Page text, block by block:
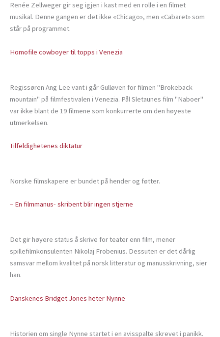
Renée Zellweger gir seg igjen i kast med en rolle i en filmet
musikal. Denne gangen er det ikke «Chicago», men «Cabaret» som
står på programmet.
Homofile cowboyer til topps i Venezia
Regissøren Ang Lee vant i går Gulløven for filmen "Brokeback
mountain" på filmfestivalen i Venezia. Pål Sletaunes film "Naboer"
var ikke blant de 19 filmene som konkurrerte om den høyeste
utmerkelsen.
Tilfeldighetenes diktatur
Norske filmskapere er bundet på hender og føtter.
– En filmmanus- skribent blir ingen stjerne
Det gir høyere status å skrive for teater enn film, mener
spillefilmkonsulenten Nikolaj Frobenius. Dessuten er det dårlig
samsvar mellom kvalitet på norsk litteratur og manusskrivning, sier
han.
Danskenes Bridget Jones heter Nynne
Historien om single Nynne startet i en avisspalte skrevet i panikk.